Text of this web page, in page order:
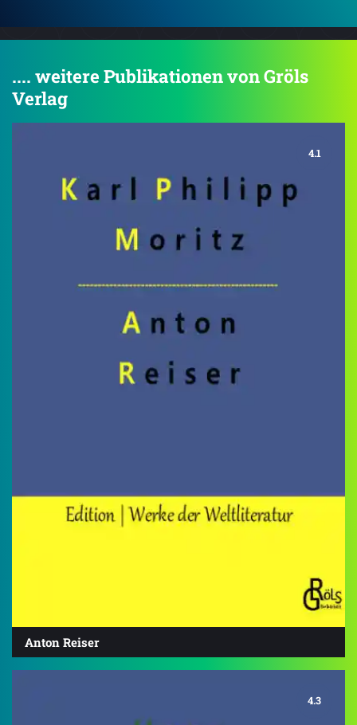
.... weitere Publikationen von Gröls
Verlag
4.1
Anton Reiser
4.3